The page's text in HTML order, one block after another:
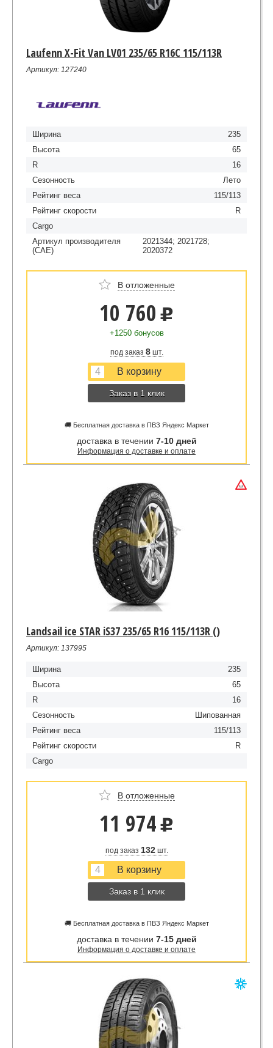
Laufenn X-Fit Van LV01 235/65 R16C 115/113R
Артикул: 127240
Ширина
235
Высота
65
R
16
Сезонность
Лето
Рейтинг веса
115/113
Рейтинг скорости
R
Cargo
Артикул производителя
(CAE)
2021344; 2021728;
2020372
В отложенные
10 760 u
+1250 бонусов
под заказ 8шт.
Заказ в 1 клик
🚚 Бесплатная доставка в ПВЗ Яндекс Маркет
доставка в течении 7-10 дней
Информация о доставке и оплате
Landsail ice STAR iS37 235/65 R16 115/113R ()
Артикул: 137995
Ширина
235
Высота
65
R
16
Сезонность
Шипованная
Рейтинг веса
115/113
Рейтинг скорости
R
Cargo
В отложенные
11 974 u
под заказ 132шт.
Заказ в 1 клик
🚚 Бесплатная доставка в ПВЗ Яндекс Маркет
доставка в течении 7-15 дней
Информация о доставке и оплате